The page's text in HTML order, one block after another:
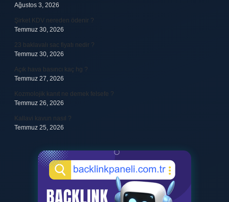
Ağustos 3, 2026
Şirket KDV nereden ödenir ?
Temmuz 30, 2026
23 baklavalı sac fiyatı nedir ?
Temmuz 30, 2026
Açık hava basıncı kaç hg ?
Temmuz 27, 2026
Kozmolojik kanıt ne demek felsefe ?
Temmuz 26, 2026
Kallavi kavun nasıl ?
Temmuz 25, 2026